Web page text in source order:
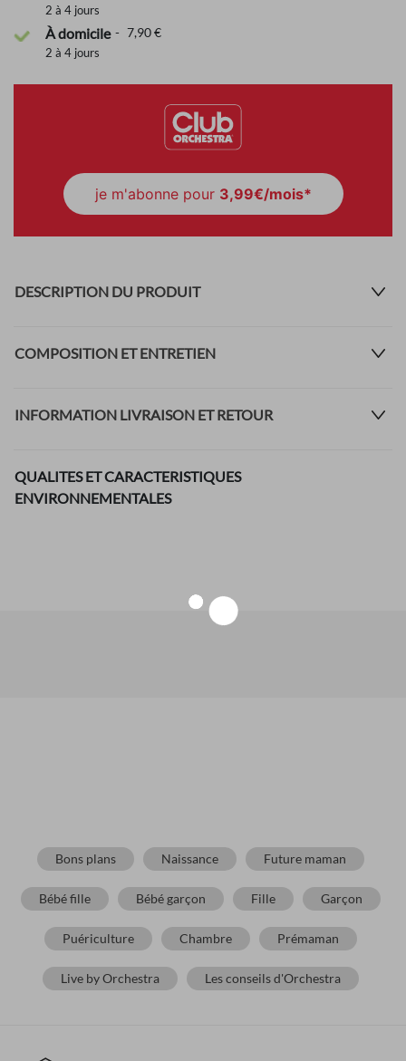
2 à 4 jours
À domicile 7,90 €
2 à 4 jours
je m'abonne pour 3,99€/mois*
DESCRIPTION DU PRODUIT
COMPOSITION ET ENTRETIEN
INFORMATION LIVRAISON ET RETOUR
QUALITES ET CARACTERISTIQUES
ENVIRONNEMENTALES
Bons plans Naissance Future maman
Bébé fille Bébé garçon Fille Garçon
Puériculture Chambre Prémaman
Live by Orchestra Les conseils d'Orchestra